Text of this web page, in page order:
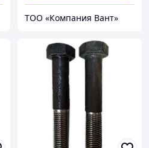
ТОО «Компания Вант»